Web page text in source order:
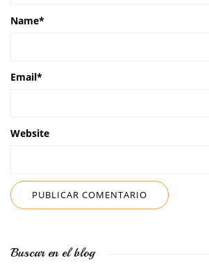
Name*
Email*
Website
Buscar en el blog